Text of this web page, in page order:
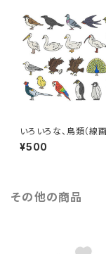
いろいろな、鳥類（線
のイラストセット
¥500
その他の商品